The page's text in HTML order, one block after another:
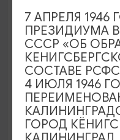
МАСТЕР-КЛАССЫ
Мастер-классы
Бодяковой
7 АПРЕЛЯ
ПРЕЗИДИУМА
СССР «ОБ
СОСТАВЕ
4 ИЮЛЯ 1946
ГОРОД